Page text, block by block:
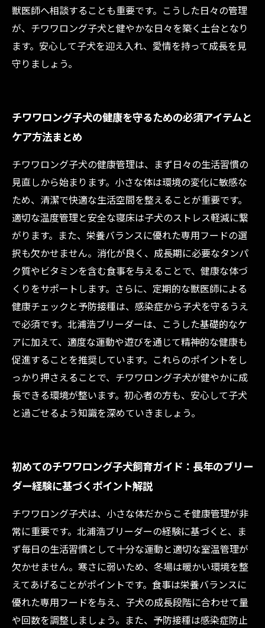
獣医師へ相談することも重要です。こうした日々の管理
が、チワワロング子犬と健やかな日々を築く土台となり
ます。安心して子犬を迎え入れ、愛情を持って成長を見
守りましょう。
チワワロング子犬の健康を守るための必須アイテムと
ケア方法まとめ
チワワロング子犬の健康管理は、まず日々の生活習慣の
見直しから始まります。小さな体は環境の変化に敏感な
ため、清潔で快適な生活空間を整えることが重要です。
適切な温度管理と安全な寝床は子犬のストレス軽減に繋
がります。また、栄養バランスに優れた専用フードの選
択も欠かせません。消化が良く、成長期に必要なタンパ
ク質やビタミンを含む食事を与えることで、健康な体づ
くりをサポートします。さらに、定期的な獣医師による
健康チェックと予防接種は、感染症から子犬を守るうえ
で必須です。北浦浩ブリーダーは、こうした基礎的なケ
アに加えて、適度な運動や遊びを通じて精神的な健康も
促進することを推奨しています。これらのポイントをし
っかり押さえることで、チワワロング子犬が健やかに成
長できる環境が整います。初心者の方も、安心して子犬
と過ごせるよう知識を深めていきましょう。
初めてのチワワロング子犬飼育ガイド：長年のブリー
ダー経験に基づくポイント解説
チワワロング子犬は、小さな体だからこそ健康管理が非
常に重要です。北浦浩ブリーダーの経験に基づくと、ま
ず毎日の生活習慣として十分な運動と適切な室温管理が
欠かせません。寒さに弱いため、冬場は暖かい環境を整
えてあげることがポイントです。食事は栄養バランスに
優れた専用フードを与え、子犬の成長段階に合わせて量
や回数を調整しましょう。また、予防接種は感染症防止